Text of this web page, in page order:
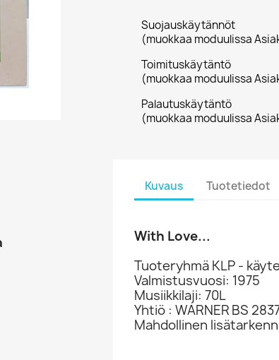
Suojauskäytännöt
(muokkaa moduulissa
Toimituskäytäntö
(muokkaa moduulissa
Palautuskäytäntö
(muokkaa moduulissa
Kuvaus Tuotetiedot
With Love...
Tuoteryhmä KLP -
Valmistusvuosi: 1975
Musiikkilaji: 70L
Yhtiö : WARNER BS
Mahdollinen